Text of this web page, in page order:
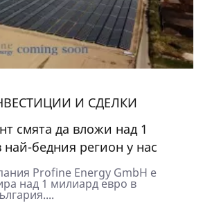
И СДЕЛКИ
смята да вложи над 1
бедния регион у нас
Profine Energy GmbH е
над 1 милиард евро в